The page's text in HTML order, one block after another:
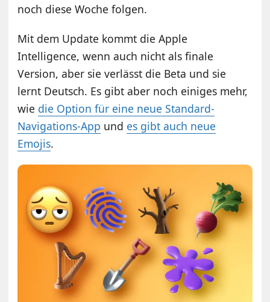
noch diese Woche folgen.
Mit dem Update kommt die Apple
Intelligence, wenn auch nicht als finale
Version, aber sie verlässt die Beta und sie
lernt Deutsch. Es gibt aber noch einiges mehr,
wie die Option für eine neue Standard-
Navigations-App und es gibt auch neue
Emojis.